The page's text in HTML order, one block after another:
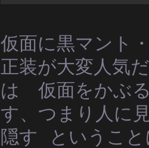
仮面に黒マント
正装が大変人気
は 仮面をかぶ
す、つまり人に
隠す ということ